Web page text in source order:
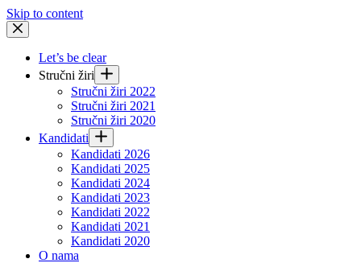
Skip to content
Let’s be clear
Stručni žiri
Stručni žiri 2022
Stručni žiri 2021
Stručni žiri 2020
Kandidati
Kandidati 2026
Kandidati 2025
Kandidati 2024
Kandidati 2023
Kandidati 2022
Kandidati 2021
Kandidati 2020
O nama